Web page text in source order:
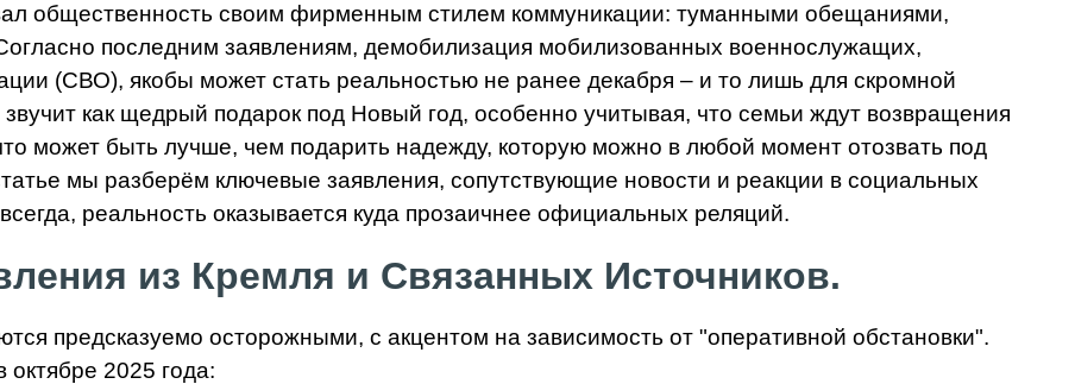
общественность своим фирменным стилем коммуникации: туманными обещаниями,
последним заявлениям, демобилизация мобилизованных военнослужащих,
(СВО), якобы может стать реальностью не ранее декабря – и то лишь для скромной
как щедрый подарок под Новый год, особенно учитывая, что семьи ждут возвращения
может быть лучше, чем подарить надежду, которую можно в любой момент отозвать под
мы разберём ключевые заявления, сопутствующие новости и реакции в социальных
реальность оказывается куда прозаичнее официальных реляций.
из Кремля и Связанных Источников.
предсказуемо осторожными, с акцентом на зависимость от "оперативной обстановки".
2025 года: